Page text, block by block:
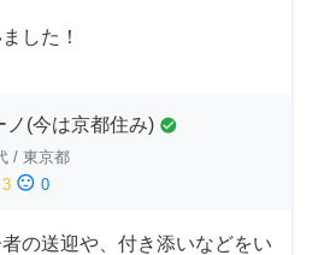
した！
ノ(今は京都住み) check_circle
/ 東京都
3 sentiment_dissatisfied 0
の送迎や、付き添いなどをい